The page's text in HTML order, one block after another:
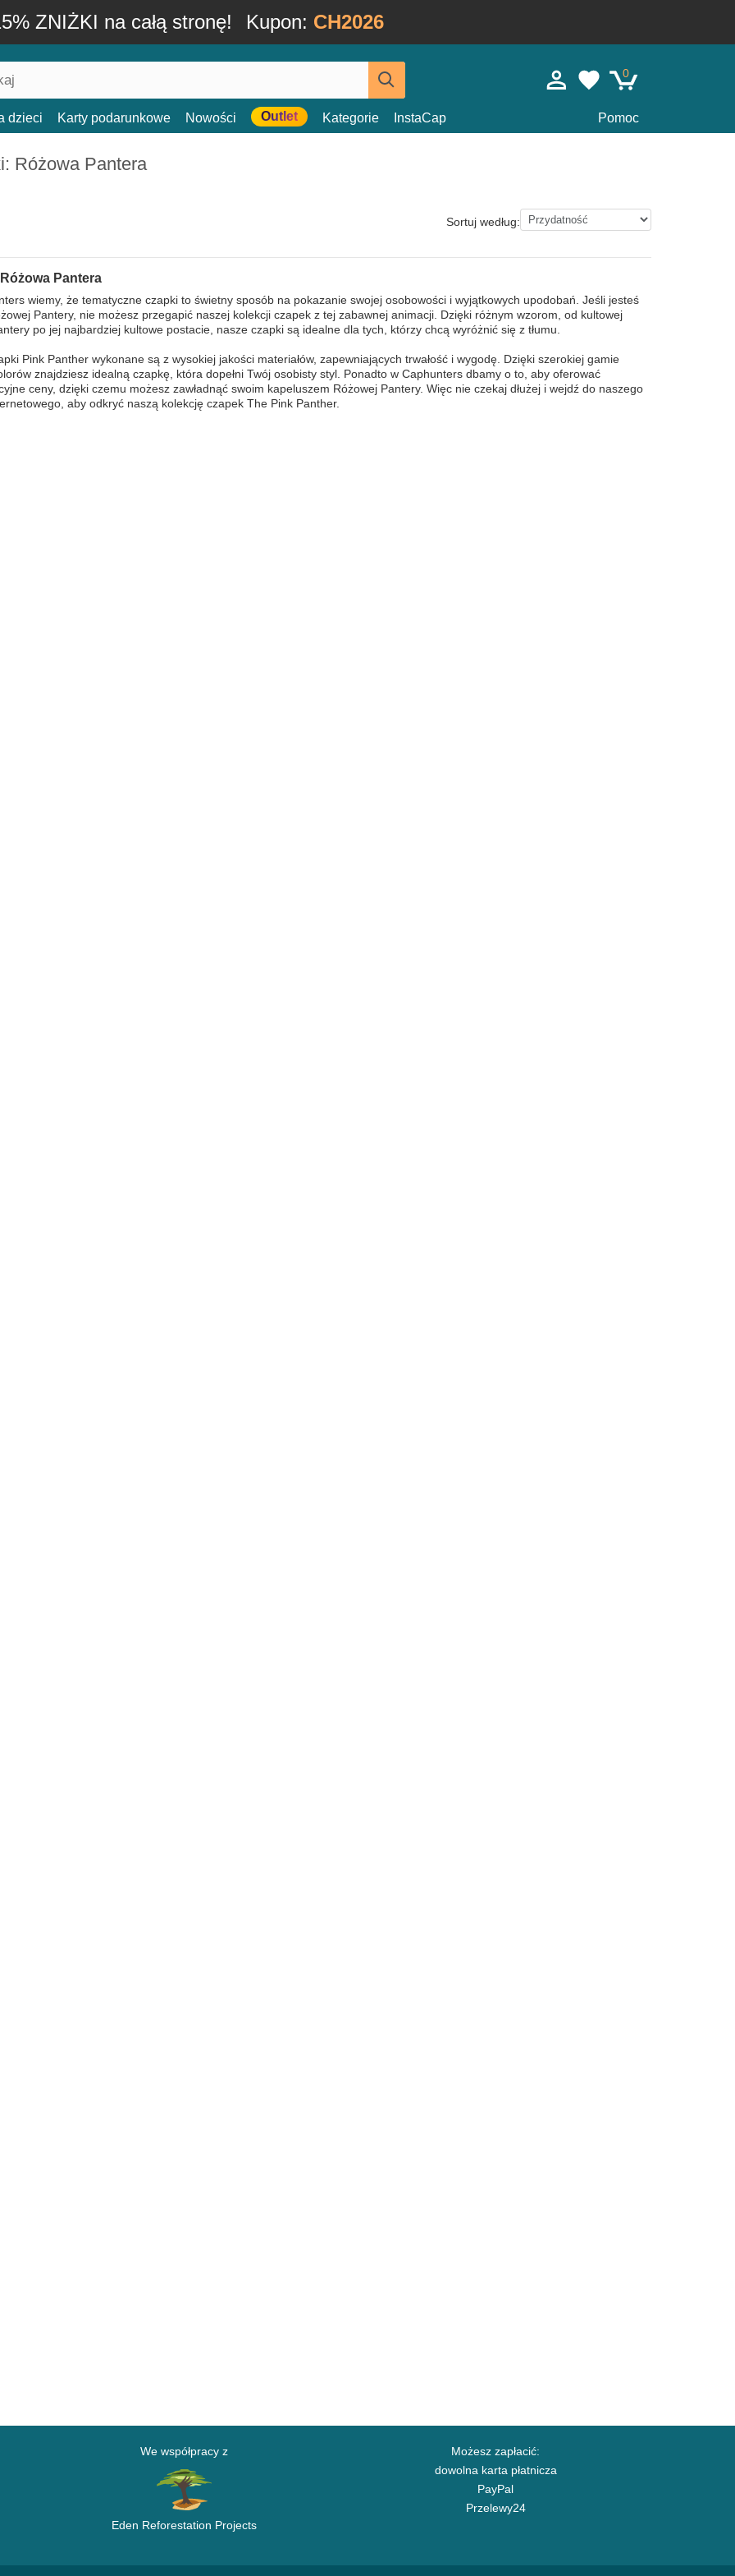
ZNIŻKI na całą stronę! Kupon: CH2026
0
dzieci Karty podarunkowe Nowości Outlet Kategorie InstaCap Pomoc
Różowa Pantera
Sortuj według:
Pantera
wiemy, że tematyczne czapki to świetny sposób na pokazanie swojej osobowości i wyjątkowych upodobań. Jeśli jesteś
Pantery, nie możesz przegapić naszej kolekcji czapek z tej zabawnej animacji. Dzięki różnym wzorom, od kultowej
po jej najbardziej kultowe postacie, nasze czapki są idealne dla tych, którzy chcą wyróżnić się z tłumu.
Pink Panther wykonane są z wysokiej jakości materiałów, zapewniających trwałość i wygodę. Dzięki szerokiej gamie
znajdziesz idealną czapkę, która dopełni Twój osobisty styl. Ponadto w Caphunters dbamy o to, aby oferować
ceny, dzięki czemu możesz zawładnąć swoim kapeluszem Różowej Pantery. Więc nie czekaj dłużej i wejdź do naszego
aby odkryć naszą kolekcję czapek The Pink Panther.
We współpracy z
Eden Reforestation Projects
Możesz zapłacić:
dowolna karta płatnicza
PayPal
Przelewy24